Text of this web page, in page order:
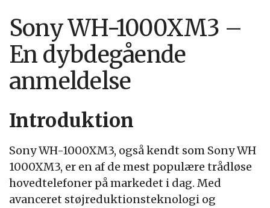
Sony WH-1000XM3 –
En dybdegående
anmeldelse
Introduktion
Sony WH-1000XM3, også kendt som Sony WH
1000XM3, er en af de mest populære trådløse
hovedtelefoner på markedet i dag. Med
avanceret støjreduktionsteknologi og